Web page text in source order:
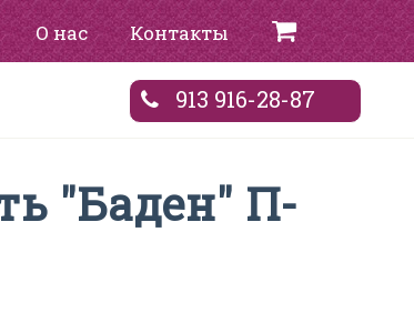
О нас Контакты
913 916-28-87
"Баден" П-